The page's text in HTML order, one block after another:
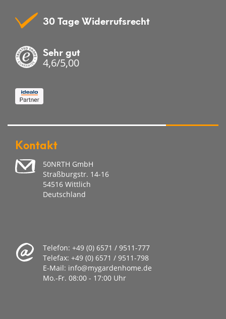
30 Tage Widerrufsrecht
Sehr gut
4,6/5,00
Kontakt
50NRTH GmbH
Straßburgstr. 14-16
54516 Wittlich
Deutschland
Telefon: +49 (0) 6571 / 9511-777
Telefax: +49 (0) 6571 / 9511-798
E-Mail: info@mygardenhome.de
Mo.-Fr. 08:00 - 17:00 Uhr